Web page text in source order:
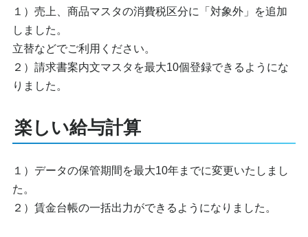
１）売上、商品マスタの消費税区分に「対象外」を追加
しました。
立替などでご利用ください。
２）請求書案内文マスタを最大10個登録できるようにな
りました。
楽しい給与計算
１）データの保管期間を最大10年までに変更いたしまし
た。
２）賃金台帳の一括出力ができるようになりました。